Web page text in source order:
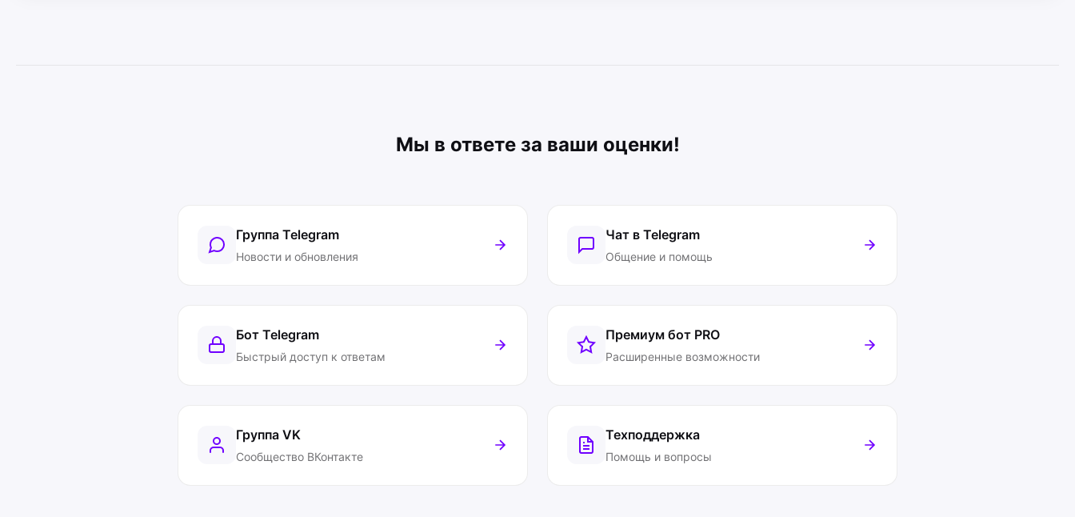
Мы в ответе за ваши оценки!
Группа Telegram
Новости и обновления
Чат в Telegram
Общение и помощь
Бот Telegram
Быстрый доступ к ответам
Премиум бот PRO
Расширенные возможности
Группа VK
Сообщество ВКонтакте
Техподдержка
Помощь и вопросы